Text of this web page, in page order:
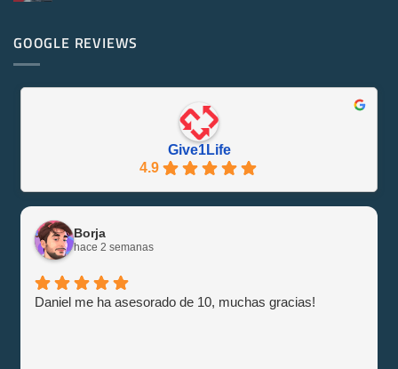
Friendly
y
Give1Life!
PowerEdge
M1000e
Información
GOOGLE REVIEWS
Give1Life
4.9
Borja
hace 2 semanas
Daniel me ha asesorado de 10, muchas gracias!